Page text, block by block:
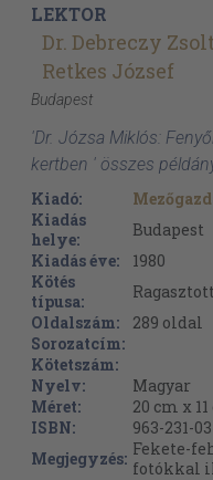
LEKTOR
Dr. Debreczy Zsolt
Retkes József
Budapest
'Dr. Józsa Miklós:
kertben ' összes
Kiadó:
Kiadás
helye:
Budapest
Kiadás éve:
1980
Kötés
típusa:
Oldalszám:
289 oldal
Sorozatcím:
Kötetszám:
Nyelv:
Magyar
Méret:
20 cm x
ISBN:
963-231-
Megjegyzés: Fekete-
fotókkal